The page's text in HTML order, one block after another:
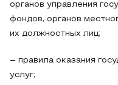
органов управления
фондов, органов
их должностных лиц;
– правила оказания
услуг;